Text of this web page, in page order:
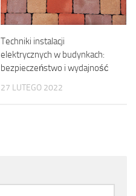
Techniki instalacji
elektrycznych w budynkach:
bezpieczeństwo i wydajność
27 LUTEGO 2022